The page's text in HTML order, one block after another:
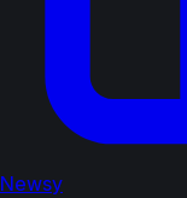
Newsy